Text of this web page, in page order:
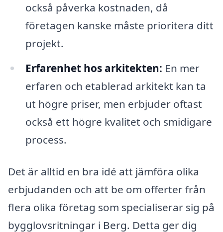
också påverka kostnaden, då
företagen kanske måste prioritera ditt
projekt.
Erfarenhet hos arkitekten: En mer
erfaren och etablerad arkitekt kan ta
ut högre priser, men erbjuder oftast
också ett högre kvalitet och smidigare
process.
Det är alltid en bra idé att jämföra olika
erbjudanden och att be om offerter från
flera olika företag som specialiserar sig på
bygglovsritningar i Berg. Detta ger dig